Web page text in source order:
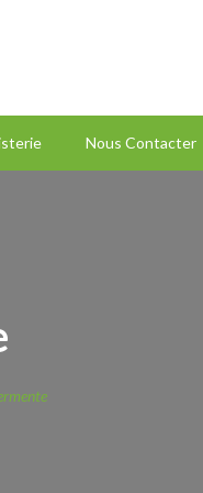
Nous Contacter